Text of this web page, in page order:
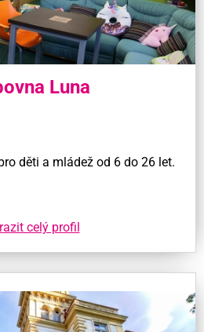
Luna
děti a mládež od 6 do 26 let.
celý profil